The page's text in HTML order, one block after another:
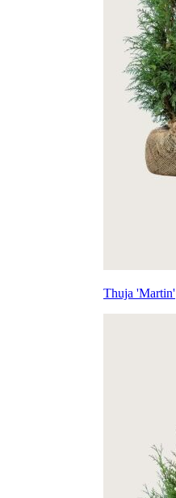
Thuja 'Martin'